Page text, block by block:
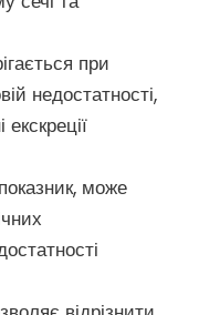
при
недостатності,
може